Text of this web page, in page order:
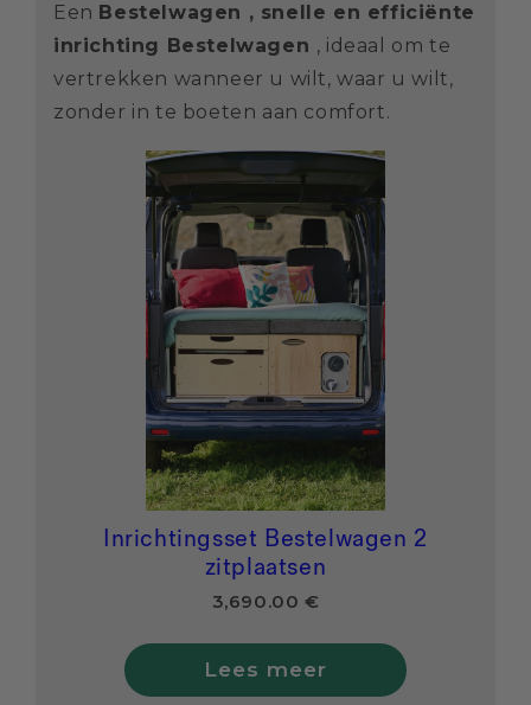
Een Bestelwagen , snelle en efficiënte
inrichting Bestelwagen , ideaal om te
vertrekken wanneer u wilt, waar u wilt,
zonder in te boeten aan comfort.
Inrichtingsset Bestelwagen 2
zitplaatsen
3,690.00 €
Lees meer